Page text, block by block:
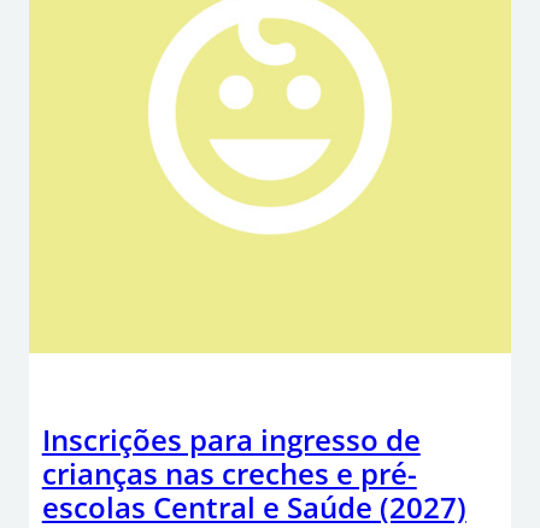
Inscrições para ingresso de
crianças nas creches e pré-
escolas Central e Saúde (2027)